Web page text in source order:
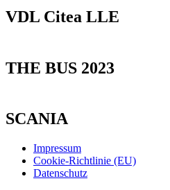
VDL Citea LLE
THE BUS 2023
SCANIA
Impressum
Cookie-Richtlinie (EU)
Datenschutz